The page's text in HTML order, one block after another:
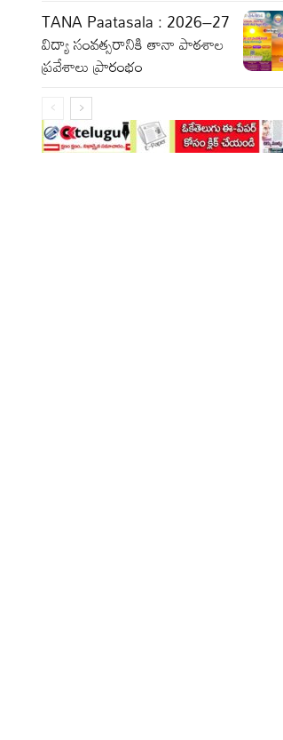
TANA Paatasala : 2026–27
విద్యా సంవత్సరానికి తానా పాఠశాల
ప్రవేశాలు ప్రారంభం